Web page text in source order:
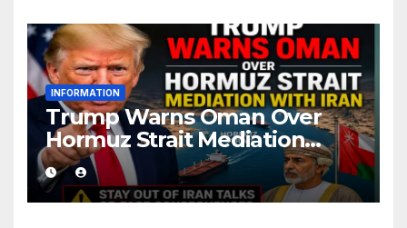
INFORMATION
Trump Warns Oman Over
Hormuz Strait Mediation
With Iran